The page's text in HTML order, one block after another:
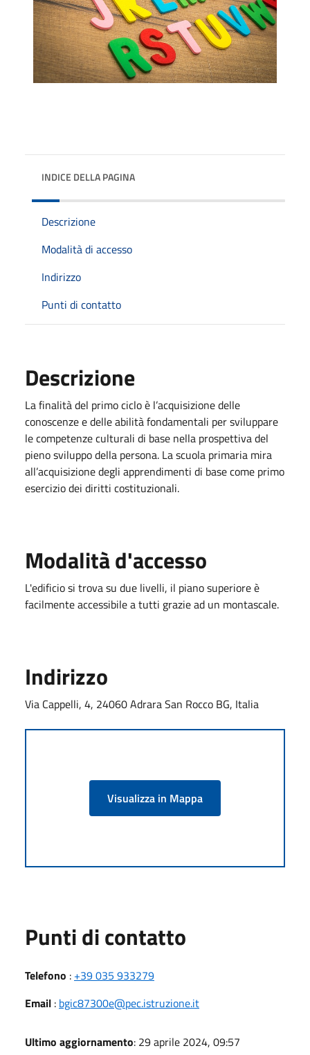
INDICE DELLA PAGINA
Descrizione
Modalità di accesso
Indirizzo
Punti di contatto
Descrizione
La finalità del primo ciclo è l’acquisizione delle
conoscenze e delle abilità fondamentali per sviluppare
le competenze culturali di base nella prospettiva del
pieno sviluppo della persona. La scuola primaria mira
all’acquisizione degli apprendimenti di base come primo
esercizio dei diritti costituzionali.
Modalità d'accesso
L'edificio si trova su due livelli, il piano superiore è
facilmente accessibile a tutti grazie ad un montascale.
Indirizzo
Via Cappelli, 4, 24060 Adrara San Rocco BG, Italia
Visualizza in Mappa
Punti di contatto
Telefono : +39 035 933279
Email : bgic87300e@pec.istruzione.it
Ultimo aggiornamento: 29 aprile 2024, 09:57